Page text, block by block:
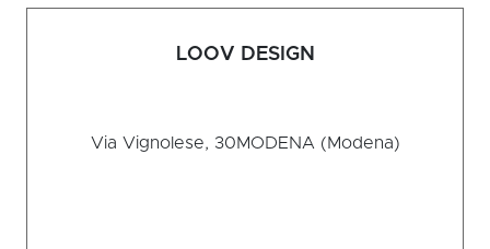
LOOV DESIGN
Via Vignolese, 30MODENA (Modena)